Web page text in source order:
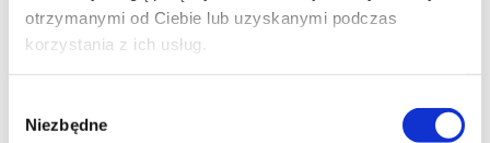
otrzymanymi od Ciebie lub uzyskanymi podczas
korzystania z ich usług.
zgody
Niezbędne
patelnia do smażenia papryki
misa na ciasto chlebowe